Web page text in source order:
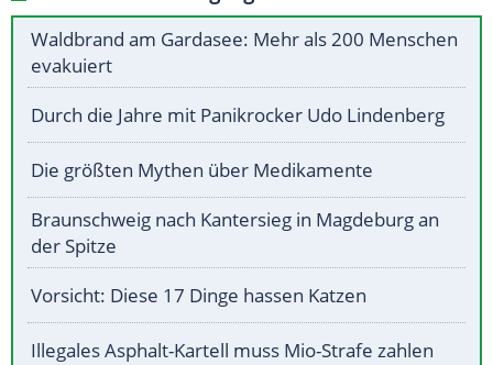
Waldbrand am Gardasee: Mehr als 200 Menschen
evakuiert
Durch die Jahre mit Panikrocker Udo Lindenberg
Die größten Mythen über Medikamente
Braunschweig nach Kantersieg in Magdeburg an
der Spitze
Vorsicht: Diese 17 Dinge hassen Katzen
Illegales Asphalt-Kartell muss Mio-Strafe zahlen